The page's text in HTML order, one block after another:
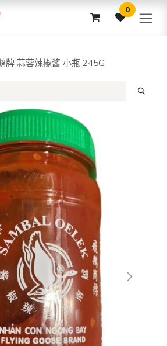
0
牌 蒜蓉辣椒酱 小瓶 245G